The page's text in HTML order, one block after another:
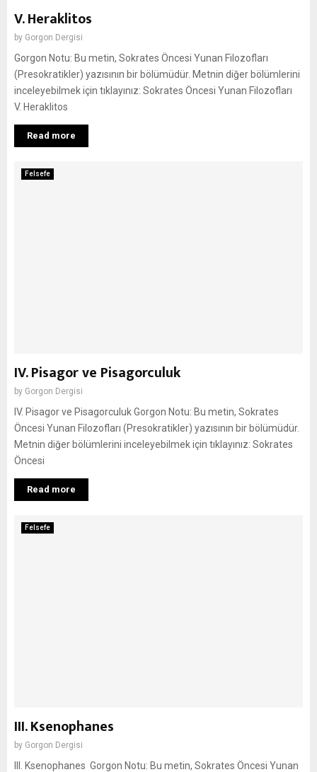
V. Heraklitos
by Gorgon Dergisi
Gorgon Notu: Bu metin, Sokrates Öncesi Yunan Filozofları
(Presokratikler) yazısının bir bölümüdür. Metnin diğer bölümlerini
inceleyebilmek için tıklayınız: Sokrates Öncesi Yunan Filozofları
V. Heraklitos
Read more
Felsefe
IV. Pisagor ve Pisagorculuk
by Gorgon Dergisi
IV. Pisagor ve Pisagorculuk Gorgon Notu: Bu metin, Sokrates
Öncesi Yunan Filozofları (Presokratikler) yazısının bir bölümüdür.
Metnin diğer bölümlerini inceleyebilmek için tıklayınız: Sokrates
Öncesi
Read more
Felsefe
III. Ksenophanes
by Gorgon Dergisi
III. Ksenophanes Gorgon Notu: Bu metin, Sokrates Öncesi Yunan